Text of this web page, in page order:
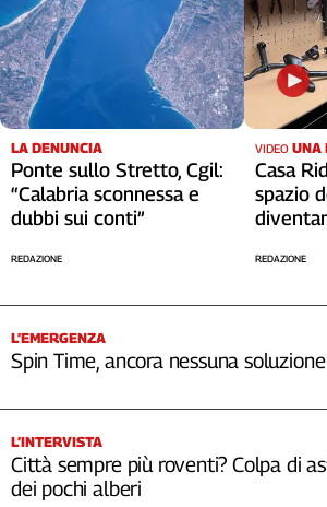
LA DENUNCIA
Ponte sullo Stretto, Cgil:
“Calabria sconnessa e
dubbi sui conti”
REDAZIONE
VIDEO UNA
Casa
spazio
REDAZIONE
L’EMERGENZA
Spin Time, ancora nessuna soluzione
L’INTERVISTA
Città sempre più roventi? Colpa di
dei pochi alberi